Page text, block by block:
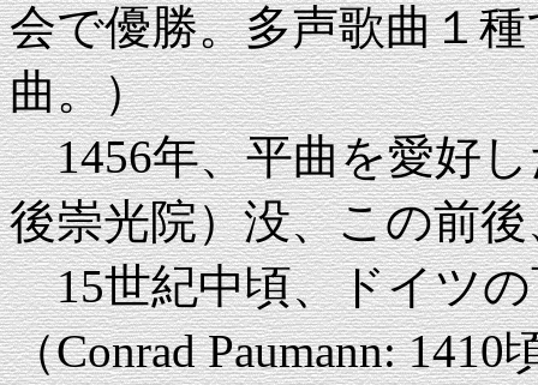
会で優勝。多声歌曲１
曲。）
1456年、平曲を愛好し
後崇光院）没、この前
15世紀中頃、ドイツの
（Conrad Paumann: